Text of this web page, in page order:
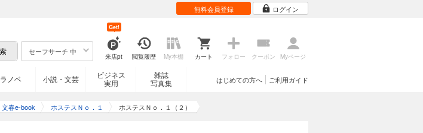
無料会員登録 ログイン
セーフサーチ 中
来店pt
Get!
閲覧履歴 My本棚 カート フォロー クーポン Myページ
ラノベ 小説・文芸
ビジネス
実用
雑誌
写真集
ご利用ガイド
はじめての方へ
文春e-book ホステスＮｏ．１ ホステスＮｏ．１（２）